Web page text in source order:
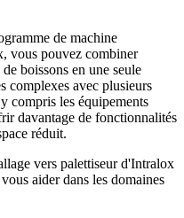
de machine
vous pouvez combiner
boissons en une seule
complexes avec plusieurs
compris les équipements
davantage de fonctionnalités
réduit.
vers palettiseur d'Intralox
aider dans les domaines